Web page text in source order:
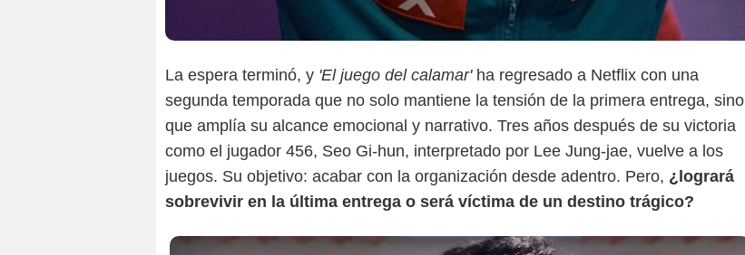
La espera terminó, y 'El juego del calamar'ha regresado a Netflix con una
segunda temporada que no solo mantiene la tensión de la primera entrega, sino
que amplía su alcance emocional y narrativo. Tres años después de su victoria
como el jugador 456, Seo Gi-hun, interpretado por Lee Jung-jae, vuelve a los
juegos. Su objetivo: acabar con la organización desde adentro. Pero, ¿logrará
sobrevivir en la última entrega o será víctima de un destino trágico?